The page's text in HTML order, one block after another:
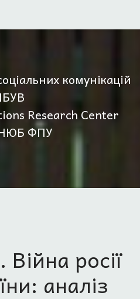
комунікацій
Research Center
ФПУ
росії
аналіз